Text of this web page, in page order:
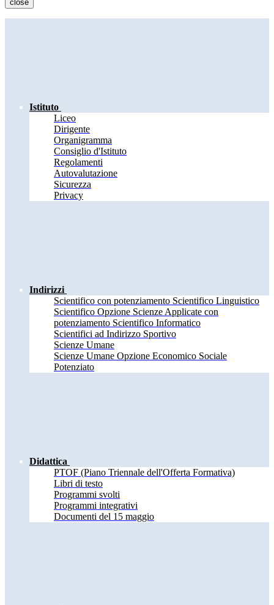
close
Istituto
Liceo
Dirigente
Organigramma
Consiglio d'Istituto
Regolamenti
Autovalutazione
Sicurezza
Privacy
Indirizzi
Scientifico con potenziamento Scientifico Linguistico
Scientifico Opzione Scienze Applicate con
potenziamento Scientifico Informatico
Scientifici ad Indirizzo Sportivo
Scienze Umane
Scienze Umane Opzione Economico Sociale
Potenziato
Didattica
PTOF (Piano Triennale dell'Offerta Formativa)
Libri di testo
Programmi svolti
Programmi integrativi
Documenti del 15 maggio